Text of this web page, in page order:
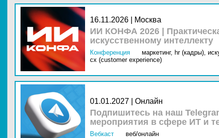
16.11.2026 | Москва
ИИ КОНФА 2026 |
искусственному интеллекту
Конференция маркетинг, hr (кадры),
cx (customer experience)
01.01.2027 | Онлайн
Подпишитесь на наш
мероприятия в сфере ИТ и
Вебкаст веб/онлайн